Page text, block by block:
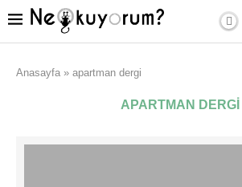
Anasayfa » apartman dergi
APARTMAN DERGI